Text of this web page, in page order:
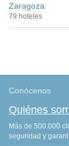
Zaragoza
79 hoteles
Conócenos
Quiénes
Más de 500.000
seguridad y